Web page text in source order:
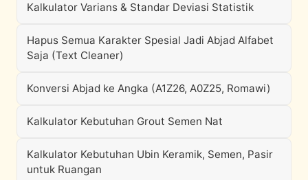
Kalkulator Varians & Standar Deviasi Statistik
Hapus Semua Karakter Spesial Jadi Abjad Alfabet
Saja (Text Cleaner)
Konversi Abjad ke Angka (A1Z26, A0Z25, Romawi)
Kalkulator Kebutuhan Grout Semen Nat
Kalkulator Kebutuhan Ubin Keramik, Semen, Pasir
untuk Ruangan